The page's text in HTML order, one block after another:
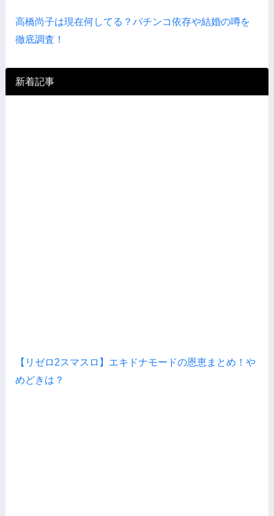
高橋尚子は現在何してる？パチンコ依存や結婚の噂を
徹底調査！
新着記事
【リゼロ2スマスロ】エキドナモードの恩恵まとめ！や
めどきは？